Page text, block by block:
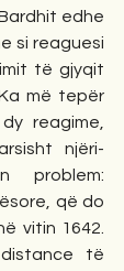
edhe
si reaguesi
të gjyqit
më tepër
reagime,
njëri-
problem:
që do
vitin 1642.
të